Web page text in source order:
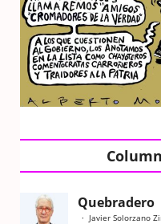
Quebradero
Javier Solorzano